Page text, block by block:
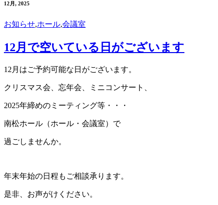
12月, 2025
お知らせ,ホール,会議室
12月で空いている日がございます
12月はご予約可能な日がございます。
クリスマス会、忘年会、ミニコンサート、
2025年締めのミーティング等・・・
南松ホール（ホール・会議室）で
過ごしませんか。
年末年始の日程もご相談承ります。
是非、お声がけください。